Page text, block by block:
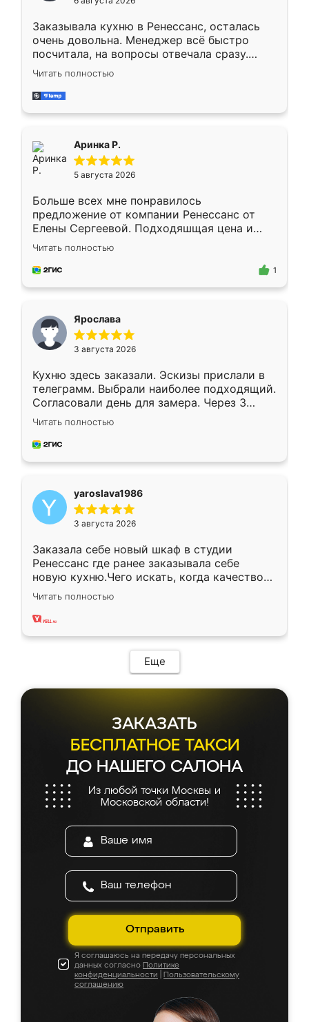
мебели буду заказывать только здесь.
Заказывала кухню в Ренессанс, осталась
очень довольна. Менеджер всё быстро
посчитала, на вопросы отвечала сразу.
Замерщик приехал в субботу, подошёл к
делу со всей ответственностью. Собрали
за день, ребята работали аккуратно, даже
Читать полностью
Аринка Р.
5 августа 2026
Больше всех мне понравилось
предложение от компании Ренессанс от
Елены Сергеевой. Подходяшщая цена и
короткие сроки изготовления. Приехавший
для замера сотрудник Владислав
предложил по моему эскизу самый
Читать полностью
1
Ярослава
3 августа 2026
Кухню здесь заказали. Эскизы прислали в
телеграмм. Выбрали наиболее подходящий.
Согласовали день для замера. Через 3
недели кухня была уже готова. Остались
довольны работой. Спасибо Ренессанс
мебель за качественную работу!
Читать полностью
yaroslava1986
3 августа 2026
Заказала себе новый шкаф в студии
Ренессанс где ранее заказывала себе
новую кухню.Чего искать, когда качеством
вполне довольна. Служит кухня уже почти
два года, нареканий нет.
Читать полностью
Еще
ЗАКАЗАТЬ
БЕСПЛАТНОЕ ТАКСИ
ДО НАШЕГО САЛОНА
Из любой точки Москвы и
Московской области!
Отправить
Я соглашаюсь на передачу персональных
данных согласно Политике
конфиденциальности
Пользовательскому
соглашению